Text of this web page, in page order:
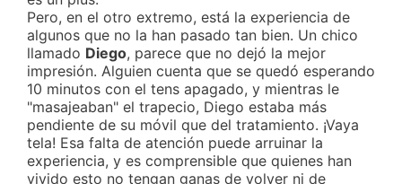
Pero, en el otro extremo, está la experiencia de
algunos que no la han pasado tan bien. Un chico
llamado Diego, parece que no dejó la mejor
impresión. Alguien cuenta que se quedó esperando
10 minutos con el tens apagado, y mientras le
"masajeaban" el trapecio, Diego estaba más
pendiente de su móvil que del tratamiento. ¡Vaya
tela! Esa falta de atención puede arruinar la
experiencia, y es comprensible que quienes han
vivido esto no tengan ganas de volver ni de